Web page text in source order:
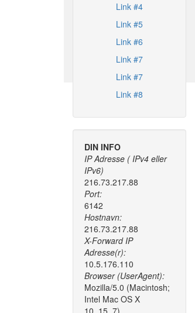
Link #4
Link #5
Link #6
Link #7
Link #7
Link #8
DIN INFO
IP Adresse ( IPv4 eller
IPv6)
216.73.217.88
Port:
6142
Hostnavn:
216.73.217.88
X-Forward IP
Adresse(r):
10.5.176.110
Browser (UserAgent):
Mozilla/5.0 (Macintosh;
Intel Mac OS X
10_15_7)